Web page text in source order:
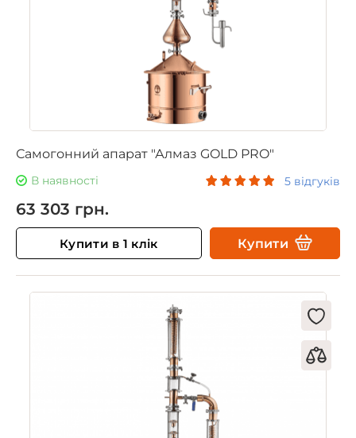
Самогонний апарат "Алмаз GOLD PRO"
В наявності 5 відгуків
63 303 грн.
Купити в 1 клік Купити